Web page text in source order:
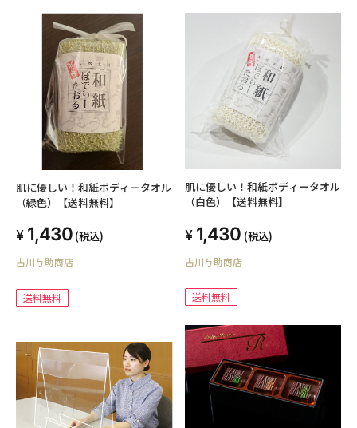
肌に優しい！和紙ボディータオル
（緑色）【送料無料】
1,430 (税込)
古川与助商店
送料無料
肌に優しい！和紙ボディータオル
（白色）【送料無料】
1,430 (税込)
古川与助商店
送料無料